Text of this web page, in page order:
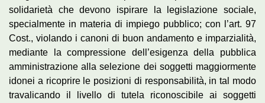
solidarietà che devono ispirare la legislazione sociale,
specialmente in materia di impiego pubblico; con l’art. 97
Cost., violando i canoni di buon andamento e imparzialità,
mediante la compressione dell’esigenza della pubblica
amministrazione alla selezione dei soggetti maggiormente
idonei a ricoprire le posizioni di responsabilità, in tal modo
travalicando il livello di tutela riconoscibile ai soggetti